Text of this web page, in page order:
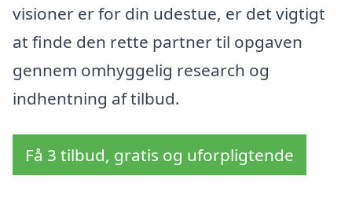
visioner er for din udestue, er det vigtigt
at finde den rette partner til opgaven
gennem omhyggelig research og
indhentning af tilbud.
Få 3 tilbud, gratis og uforpligtende